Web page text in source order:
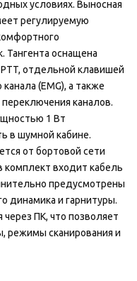
условиях. Выносная
регулируемую
Тангента оснащена
отдельной клавишей
(EMG), а также
каналов.
1 Вт
в шумной кабине.
от бортовой сети
комплект входит кабель
предусмотрены
динамика и гарнитуры.
ПК, что позволяет
режимы сканирования и